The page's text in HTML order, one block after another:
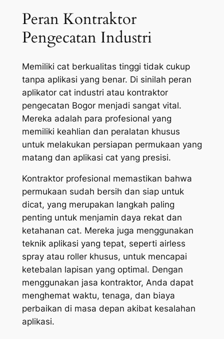
Peran Kontraktor
Pengecatan Industri
Memiliki cat berkualitas tinggi tidak cukup
tanpa aplikasi yang benar. Di sinilah peran
aplikator cat industri atau kontraktor
pengecatan Bogor menjadi sangat vital.
Mereka adalah para profesional yang
memiliki keahlian dan peralatan khusus
untuk melakukan persiapan permukaan yang
matang dan aplikasi cat yang presisi.
Kontraktor profesional memastikan bahwa
permukaan sudah bersih dan siap untuk
dicat, yang merupakan langkah paling
penting untuk menjamin daya rekat dan
ketahanan cat. Mereka juga menggunakan
teknik aplikasi yang tepat, seperti airless
sprayatau rollerkhusus, untuk mencapai
ketebalan lapisan yang optimal. Dengan
menggunakan jasa kontraktor, Anda dapat
menghemat waktu, tenaga, dan biaya
perbaikan di masa depan akibat kesalahan
aplikasi.